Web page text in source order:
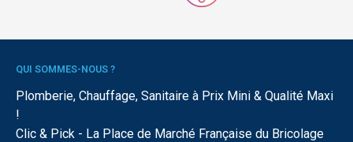
QUI SOMMES-NOUS ?
Plomberie, Chauffage, Sanitaire à Prix Mini & Qualité Maxi
!
Clic & Pick - La Place de Marché Française du Bricolage